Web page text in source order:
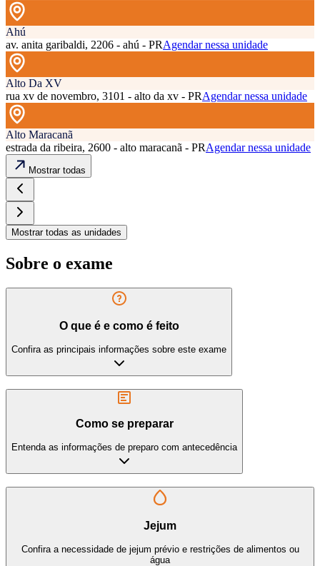
Ahú
av. anita garibaldi, 2206 - ahú - PRAgendar nessa unidade
Alto Da XV
rua xv de novembro, 3101 - alto da xv - PRAgendar nessa unidade
Alto Maracanã
estrada da ribeira, 2600 - alto maracanã - PRAgendar nessa unidade
Mostrar todas
Mostrar todas as unidades
Sobre o exame
O que é e como é feito
Confira as principais informações sobre este exame
Como se preparar
Entenda as informações de preparo com antecedência
Jejum
Confira a necessidade de jejum prévio e restrições de alimentos ou
água